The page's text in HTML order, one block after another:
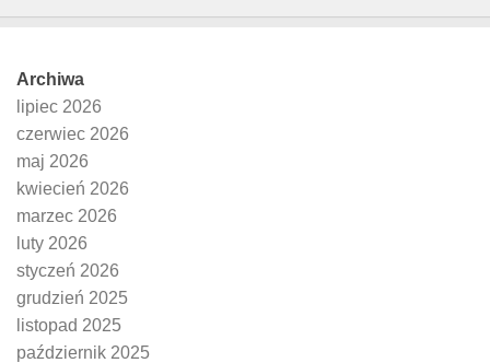
Archiwa
lipiec 2026
czerwiec 2026
maj 2026
kwiecień 2026
marzec 2026
luty 2026
styczeń 2026
grudzień 2025
listopad 2025
październik 2025